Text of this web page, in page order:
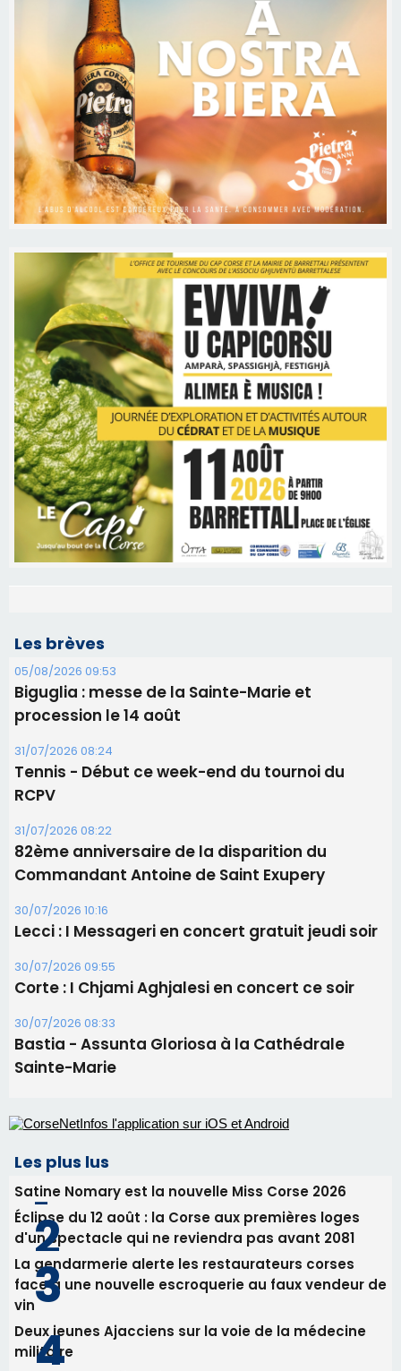
Les brèves
05/08/2026 09:53
Biguglia : messe de la Sainte-Marie et
procession le 14 août
31/07/2026 08:24
Tennis - Début ce week-end du tournoi du
RCPV
31/07/2026 08:22
82ème anniversaire de la disparition du
Commandant Antoine de Saint Exupery
30/07/2026 10:16
30/07/2026 09:55
Corte : I Chjami Aghjalesi en concert ce soir
30/07/2026 08:33
Bastia - Assunta Gloriosa à la Cathédrale
Sainte-Marie
Les plus lus
Satine Nomary est la nouvelle Miss Corse 2026